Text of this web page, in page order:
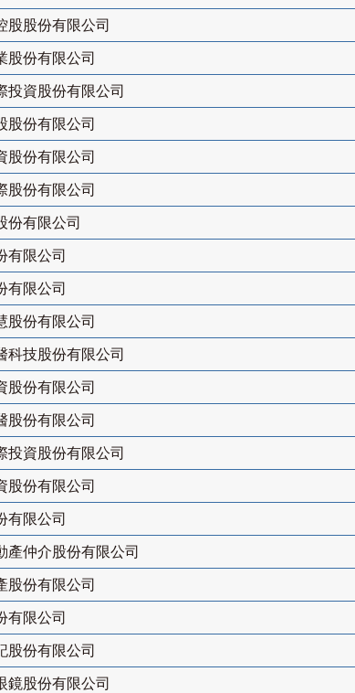
股股份有限公司
股份有限公司
投資股份有限公司
股份有限公司
股份有限公司
股份有限公司
份有限公司
有限公司
有限公司
股份有限公司
科技股份有限公司
股份有限公司
股份有限公司
投資股份有限公司
股份有限公司
有限公司
產仲介股份有限公司
股份有限公司
有限公司
股份有限公司
鏡股份有限公司